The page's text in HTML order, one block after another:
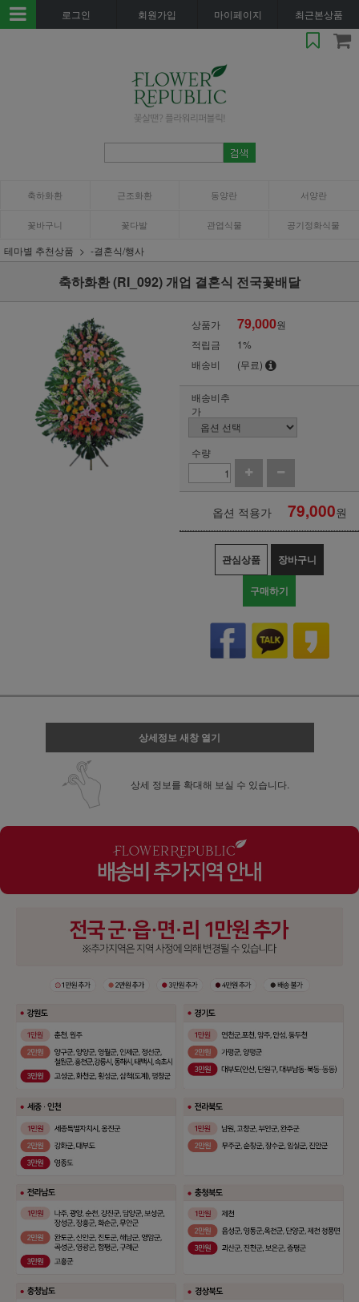
로그인 회원가입 마이페이지 최근본상품
축하화환 근조화환 동양란 서양란
꽃바구니 꽃다발 관엽식물 공기정화식물
테마별 추천상품 -결혼식/행사
축하화환 (RI_092) 개업 결혼식 전국꽃배달
상품가 79,000원
적립금
1%
배송비
(무료)
배송비추
가
수량
옵션 적용가 79,000원
관심상품 장바구니
구매하기
상세정보 새창 열기
상세 정보를 확대해 보실 수 있습니다.